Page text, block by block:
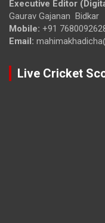
Executive Editor
Gaurav Gajanan Bidkar
Mobile: +91
Email:
Live Cricket